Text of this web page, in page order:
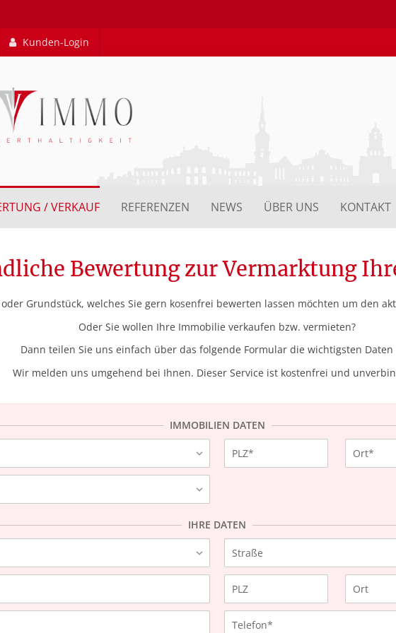
Kunden-Login
/ VERKAUF REFERENZEN NEWS ÜBER UNS KONTAKT
Bewertung zur Vermarktung
Grundstück, welches Sie gern kosenfrei bewerten lassen möchten um den
Oder Sie wollen Ihre Immobilie verkaufen bzw. vermieten?
Dann teilen Sie uns einfach über das folgende Formular die wichtigsten Daten
Wir melden uns umgehend bei Ihnen. Dieser Service ist kostenfrei und
IMMOBILIEN DATEN
IHRE DATEN